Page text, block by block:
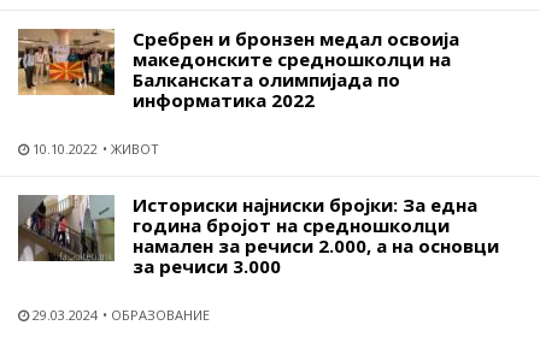
Сребрен и бронзен медал освоија
македонските средношколци на
Балканската олимпијада по
информатика 2022
10.10.2022 ЖИВОТ
Историски најниски бројки: За една
година бројот на средношколци
намален за речиси 2.000, а на основци
за речиси 3.000
29.03.2024 ОБРАЗОВАНИЕ